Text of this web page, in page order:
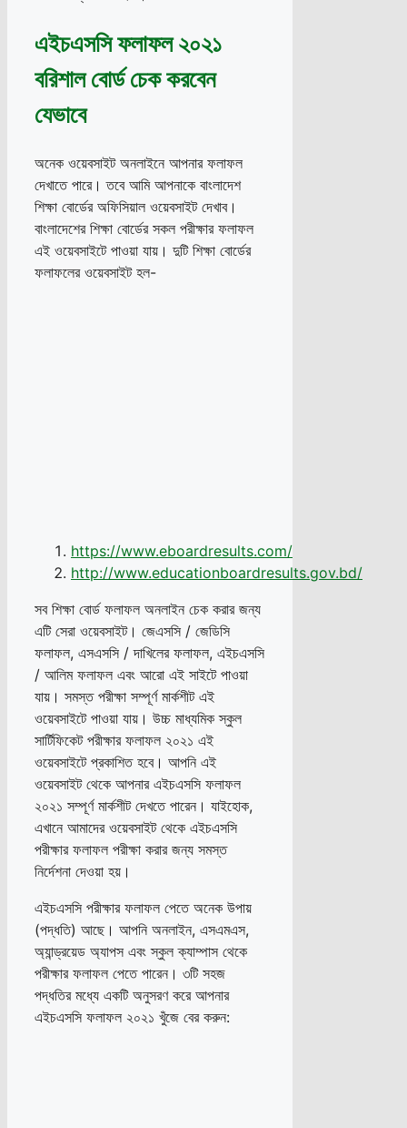
এইচএসসি ফলাফল ২০২১
বরিশাল বোর্ড চেক করবেন
যেভাবে
অনেক ওয়েবসাইট অনলাইনে আপনার ফলাফল
দেখাতে পারে। তবে আমি আপনাকে বাংলাদেশ
শিক্ষা বোর্ডের অফিসিয়াল ওয়েবসাইট দেখাব।
বাংলাদেশের শিক্ষা বোর্ডের সকল পরীক্ষার ফলাফল
এই ওয়েবসাইটে পাওয়া যায়। দুটি শিক্ষা বোর্ডের
ফলাফলের ওয়েবসাইট হল-
https://www.eboardresults.com/
http://www.educationboardresults.gov.bd/
সব শিক্ষা বোর্ড ফলাফল অনলাইন চেক করার জন্য
এটি সেরা ওয়েবসাইট। জেএসসি / জেডিসি
ফলাফল, এসএসসি / দাখিলের ফলাফল, এইচএসসি
/ আলিম ফলাফল এবং আরো এই সাইটে পাওয়া
যায়। সমস্ত পরীক্ষা সম্পূর্ণ মার্কশীট এই
ওয়েবসাইটে পাওয়া যায়। উচ্চ মাধ্যমিক স্কুল
সার্টিফিকেট পরীক্ষার ফলাফল ২০২১ এই
ওয়েবসাইটে প্রকাশিত হবে। আপনি এই
ওয়েবসাইট থেকে আপনার এইচএসসি ফলাফল
২০২১ সম্পূর্ণ মার্কশীট দেখতে পারেন। যাইহোক,
এখানে আমাদের ওয়েবসাইট থেকে এইচএসসি
পরীক্ষার ফলাফল পরীক্ষা করার জন্য সমস্ত
নির্দেশনা দেওয়া হয়।
এইচএসসি পরীক্ষার ফলাফল পেতে অনেক উপায়
(পদ্ধতি) আছে। আপনি অনলাইন, এসএমএস,
অ্যান্ড্রয়েড অ্যাপস এবং স্কুল ক্যাম্পাস থেকে
পরীক্ষার ফলাফল পেতে পারেন। ৩টি সহজ
পদ্ধতির মধ্যে একটি অনুসরণ করে আপনার
এইচএসসি ফলাফল ২০২১ খুঁজে বের করুন: